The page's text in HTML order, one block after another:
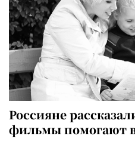
Россияне
фильмы помогают